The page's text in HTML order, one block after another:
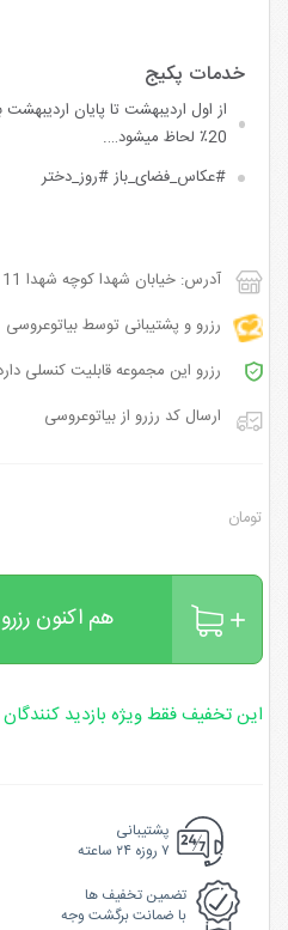
از اول اردیبهشت تا پایان
20٪ لحاظ میشود….
#عکاس_فضای_باز #روز_دختر
آدرس: خیابان شهدا کوچه شهدا 11 جنب مدرسه شفیع زاده
رزرو و پشتیبانی توسط بیاتوعروسی
رزرو این مجموعه قابلیت کنسلی
ارسال کد رزرو از بیاتوعروسی
تومان
هم اکنون
این تخفیف فقط ویژه بازدید
پشتیبانی
۷ روزه ۲۴ ساعته
تضمین تخفیف ها
با ضمانت برگشت وجه